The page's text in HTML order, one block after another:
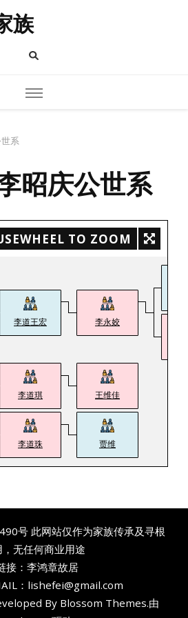
族
系
昭庆公世系
TO ZOOM
李道王宏 李永姣
李道琪 王维佳
李道珠 贾维
号 此网站仅作为家族传承及寻根
，无任何商业用途
接： 李鸿章故居
：lishefei@gmail.com
By Blossom Themes.由